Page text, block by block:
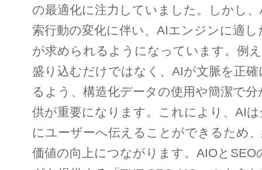
の最適化に注力していました。しかし
索行動の変化に伴い、AIエンジンに適
が求められるようになっています。例
盛り込むだけではなく、AIが文脈を正
るよう、構造化データの使用や簡潔で
供が重要になります。これにより、AI
にユーザーへ伝えることができるため
価値の向上につながります。AIOと